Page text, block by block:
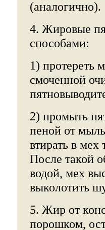
(аналогично).
4. Жировые
способами:
1) протереть
смоченной
2) промыть
пеной от
втирать в
После такой
водой, мех
выколотить
5. Жир от
порошком,